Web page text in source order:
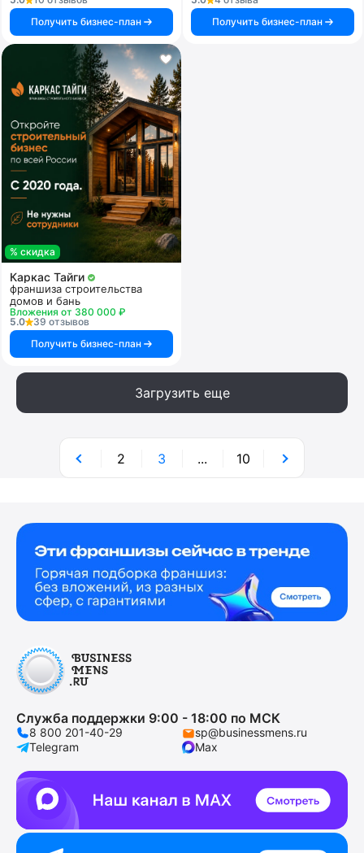
Получить бизнес-план
Получить бизнес-план
% скидка
Каркас Тайги
франшиза строительства
домов и бань
Вложения от 380 000 ₽
5.0
39 отзывов
Получить бизнес-план
Загрузить еще
2 3 ... 10
Служба поддержки 9:00 - 18:00 по МСК
8 800 201-40-29
sp@businessmens.ru
Telegram
Max